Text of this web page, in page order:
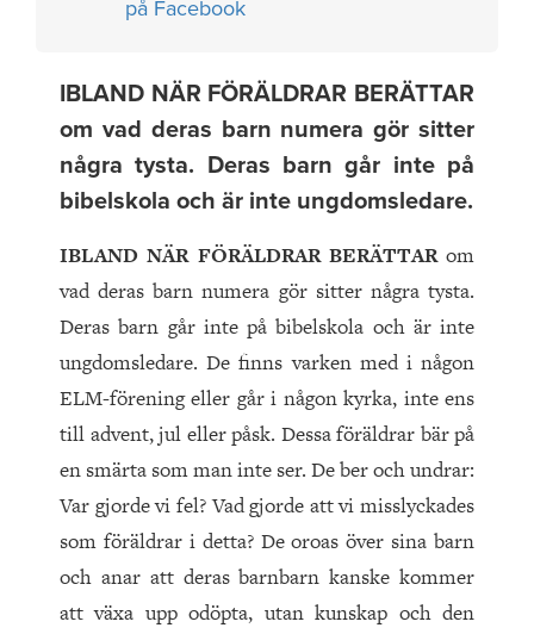
på Facebook
IBLAND NÄR FÖRÄLDRAR BERÄTTAR
om vad deras barn numera gör sitter
några tysta. Deras barn går inte på
bibelskola och är inte ungdomsledare.
IBLAND NÄR FÖRÄLDRAR BERÄTTAR om
vad deras barn numera gör sitter några tysta.
Deras barn går inte på bibelskola och är inte
ungdomsledare. De finns varken med i någon
ELM-förening eller går i någon kyrka, inte ens
till advent, jul eller påsk. Dessa föräldrar bär på
en smärta som man inte ser. De ber och undrar:
Var gjorde vi fel? Vad gjorde att vi misslyckades
som föräldrar i detta? De oroas över sina barn
och anar att deras barnbarn kanske kommer
att växa upp odöpta, utan kunskap och den